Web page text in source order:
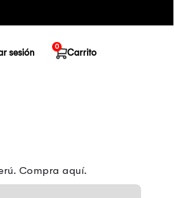
sesión Carrito
0
Compra aquí.